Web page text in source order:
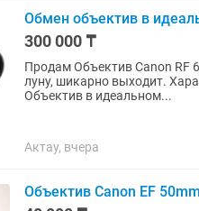
Обмен объектив в
300 000 ₸
Продам Объектив Canon RF
луну, шикарно выходит.
Объектив в идеальном...
Актау, вчера
Объектив Canon EF